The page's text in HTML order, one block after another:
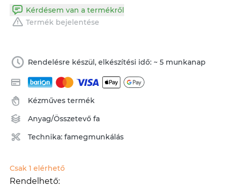
Kérdésem van a termékről
Termék bejelentése
Rendelésre készül, elkészítési idő: ~ 5 munkanap
Kézműves termék
Anyag/Összetevőfa
Technika:famegmunkálás
Csak 1 elérhető
Rendelhető: